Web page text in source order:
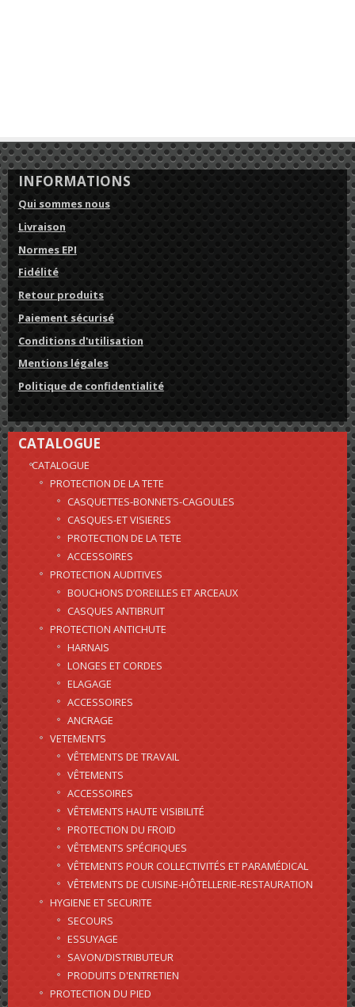
INFORMATIONS
Qui sommes nous
Livraison
Normes EPI
Fidélité
Retour produits
Paiement sécurisé
Conditions d'utilisation
Mentions légales
Politique de confidentialité
CATALOGUE
CATALOGUE
PROTECTION DE LA TETE
CASQUETTES-BONNETS-CAGOULES
CASQUES-ET VISIERES
PROTECTION DE LA TETE
ACCESSOIRES
PROTECTION AUDITIVES
BOUCHONS D’OREILLES ET ARCEAUX
CASQUES ANTIBRUIT
PROTECTION ANTICHUTE
HARNAIS
LONGES ET CORDES
ELAGAGE
ACCESSOIRES
ANCRAGE
VETEMENTS
VÊTEMENTS DE TRAVAIL
VÊTEMENTS
ACCESSOIRES
VÊTEMENTS HAUTE VISIBILITÉ
PROTECTION DU FROID
VÊTEMENTS SPÉCIFIQUES
VÊTEMENTS POUR COLLECTIVITÉS ET PARAMÉDICAL
VÊTEMENTS DE CUISINE-HÔTELLERIE-RESTAURATION
HYGIENE ET SECURITE
SECOURS
ESSUYAGE
SAVON/DISTRIBUTEUR
PRODUITS D'ENTRETIEN
PROTECTION DU PIED